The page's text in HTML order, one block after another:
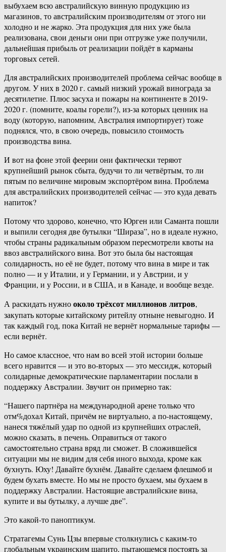
выбухаем всю австралийскую винную продукцию из
магазинов, то австралийским производителям от этого ни
холодно и не жарко. Эта продукция для них уже была
реализована, свои деньги они при отгрузке уже получили,
дальнейшая прибыль от реализации пойдёт в карманы
торговых сетей.
Для австралийских производителей проблема сейчас вообще в
другом. У них в 2020 г. самый низкий урожай винограда за
десятилетие. Плюс засуха и пожары на континенте в 2019-
2020 г. (помните, коалы горели?), из-за которых ценник на
воду (которую, напомним, Австралия импортирует) тоже
поднялся, что, в свою очередь, повысило стоимость
производства вина.
И вот на фоне этой феерии они фактически теряют
крупнейший рынок сбыта, будучи то ли четвёртым, то ли
пятым по величине мировым экспортёром вина. Проблема
для австралийских производителей сейчас — это куда девать
напиток?
Потому что здорово, конечно, что Юрген или Саманта пошли
и выпили сегодня две бутылки “Шираза”, но в идеале нужно,
чтобы страны радикальным образом пересмотрели квоты на
ввоз австралийского вина. Вот это была бы настоящая
солидарность, но её не будет, потому что вина в мире и так
полно — и у Италии, и у Германии, и у Австрии, и у
Франции, и у России, и в США, и в Канаде, и вообще везде.
А раскидать нужнооколо трёхсот миллионов литров,
закупать которые китайскому ритейлу отныне невыгодно. И
так каждый год, пока Китай не вернёт нормальные тарифы —
если вернёт.
Но самое классное, что нам во всей этой истории больше
всего нравится — и это во-вторых — это мессидж, который
солидарные демократические парламентарии послали в
поддержку Австралии. Звучит он примерно так:
“Нашего партнёра на международной арене только что
отм%дохал Китай, причём не виртуально, а по-настоящему,
нанеся тяжёлый удар по одной из крупнейших отраслей,
можно сказать, в печень. Оправиться от такого
самостоятельно страна вряд ли сможет. В сложившейся
ситуации мы не видим для себя иного выхода, кроме как
бухнуть. Юху! Давайте бухнём. Давайте сделаем флешмоб и
будем бухать вместе. Но мы не просто бухаем, мы бухаем в
поддержку Австралии. Настоящие австралийские вина,
купите и вы бутылку, а лучше две”.
Это какой-то паноптикум.
Стратагемы Сунь Цзы впервые столкнулись с каким-то
глобальным украинским шапито, пытающемся постоять за